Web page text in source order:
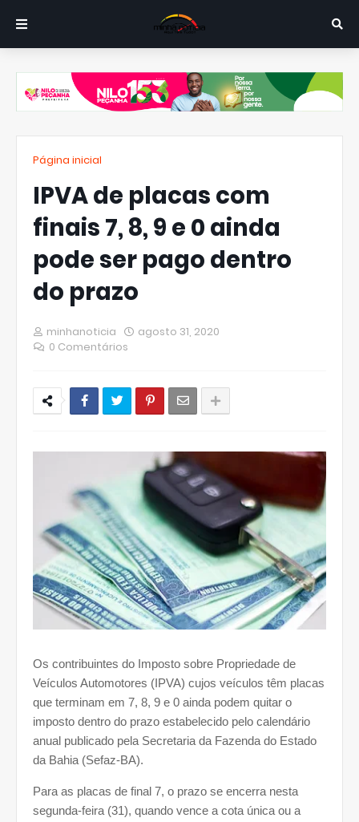
Página inicial
IPVA de placas com
finais 7, 8, 9 e 0 ainda
pode ser pago dentro
do prazo
minhanoticia
agosto 31, 2020
0 Comentários
Os contribuintes do Imposto sobre Propriedade de
Veículos Automotores (IPVA) cujos veículos têm placas
que terminam em 7, 8, 9 e 0 ainda podem quitar o
imposto dentro do prazo estabelecido pelo calendário
anual publicado pela Secretaria da Fazenda do Estado
da Bahia (Sefaz-BA).
Para as placas de final 7, o prazo se encerra nesta
segunda-feira (31), quando vence a cota única ou a